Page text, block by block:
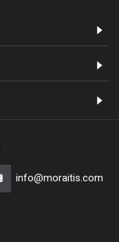
info@moraitis.com